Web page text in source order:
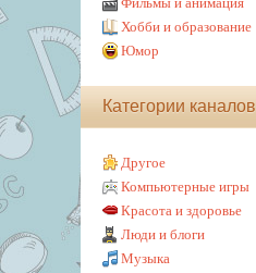
Хобби и образование
Юмор
Категории каналов
Другое
Компьютерные игры
Красота и здоровье
Люди и блоги
Музыка